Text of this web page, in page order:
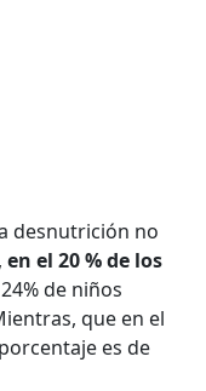
desnutrición no
en el 20 % de los
de niños
que en el
es de